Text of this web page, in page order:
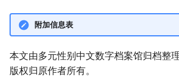
附加信息表
本文由多元性别中文数字档案馆归档整
版权归原作者所有。